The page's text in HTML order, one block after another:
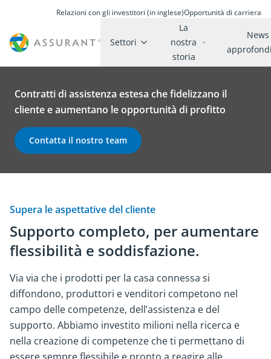
Relazioni con gli investitori (in inglese)Opportunità di carriera
Settori
La
nostra
storia
News
Contratti di assistenza estesa che fidelizzano il
cliente e aumentano le opportunità di profitto
Contatta il nostro team
Supera le aspettative del cliente
Supporto completo, per aumentare
flessibilità e soddisfazione.
Via via che i prodotti per la casa connessa si
diffondono, produttori e venditori competono nel
campo delle competenze, dell’assistenza e del
supporto. Abbiamo investito milioni nella ricerca e
nella creazione di competenze che ti permettano di